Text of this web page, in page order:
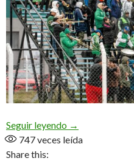
Seguir leyendo Momento de
→
747veces leída
Share this: